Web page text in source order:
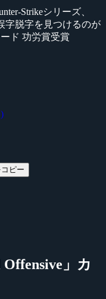
Strikeシリーズ、
字脱字を見つけるのが
ド 功労賞受賞
ピー
Offensive」カ